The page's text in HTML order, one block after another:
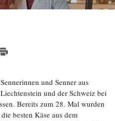
und Senner aus
und der Schweiz bei
Bereits zum 28. Mal wurden
besten Käse aus dem